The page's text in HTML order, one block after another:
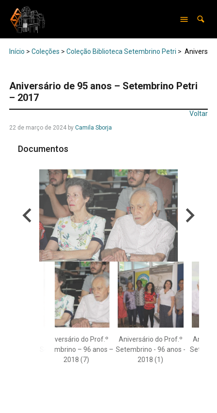
Início > Coleções > Coleção Biblioteca Setembrino Petri >
Aniversário de 95 anos – Setembrino Petri
– 2017
Voltar
22 de março de 2024by Camila Sborja
Documentos
Aniversário do Prof.º
Setembrino – 96 anos –
2018 (7)
Aniversário do Prof.º
Setembrino - 96 anos -
2018 (1)